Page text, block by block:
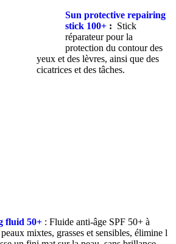
Sun protective repairing
stick 100+ : Stick
réparateur pour la
protection du contour des
yeux et des lèvres, ainsi que des
cicatrices et des tâches.
fluid 50+ : Fluide anti-âge SPF 50+ à
mixtes, grasses et sensibles, élimine l